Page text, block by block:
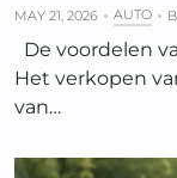
MAY 21, 2026 AUTO
De voordelen
Het verkopen
van…